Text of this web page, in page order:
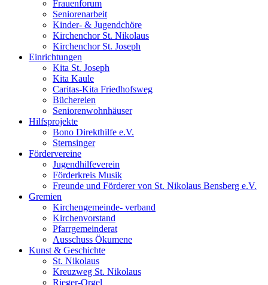
Frauenforum
Seniorenarbeit
Kinder- & Jugendchöre
Kirchenchor St. Nikolaus
Kirchenchor St. Joseph
Einrichtungen
Kita St. Joseph
Kita Kaule
Caritas-Kita Friedhofsweg
Büchereien
Seniorenwohnhäuser
Hilfsprojekte
Bono Direkthilfe e.V.
Sternsinger
Fördervereine
Jugendhilfeverein
Förderkreis Musik
Freunde und Förderer von St. Nikolaus Bensberg e.V.
Gremien
Kirchengemeinde- verband
Kirchenvorstand
Pfarrgemeinderat
Ausschuss Ökumene
Kunst & Geschichte
St. Nikolaus
Kreuzweg St. Nikolaus
Rieger-Orgel